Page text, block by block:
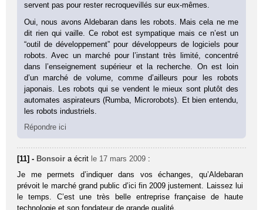
servent pas pour rester recroquevillés sur eux-mêmes.
Oui, nous avons Aldebaran dans les robots. Mais cela ne me
dit rien qui vaille. Ce robot est sympatique mais ce n’est un
“outil de développement” pour développeurs de logiciels pour
robots. Avec un marché pour l’instant très limité, concentré
dans l’enseignement supérieur et la recherche. On est loin
d’un marché de volume, comme d’ailleurs pour les robots
japonais. Les robots qui se vendent le mieux sont plutôt des
automates aspirateurs (Rumba, Microrobots). Et bien entendu,
les robots industriels.
Répondre ici
[11] - Bonsoir a écrit le 17 mars 2009 :
Je me permets d’indiquer dans vos échanges, qu’Aldebaran
prévoit le marché grand public d’ici fin 2009 justement. Laissez lui
le temps. C’est une très belle entreprise française de haute
technologie et son fondateur de grande qualité.